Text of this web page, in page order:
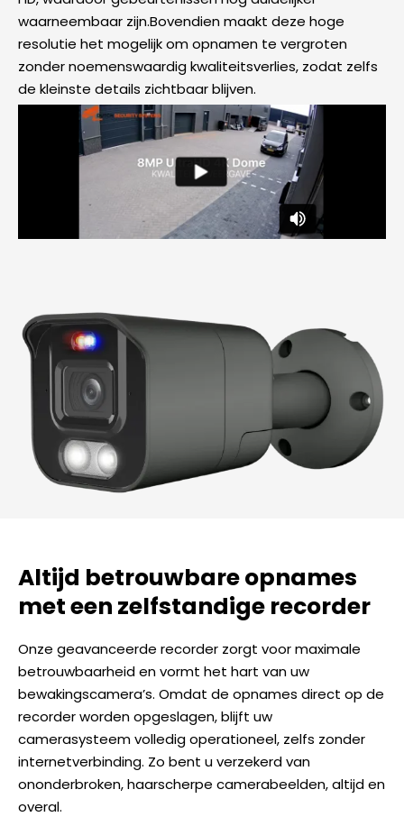
waarneembaar zijn.Bovendien maakt deze hoge
resolutie het mogelijk om opnamen te vergroten
zonder noemenswaardig kwaliteitsverlies, zodat zelfs
de kleinste details zichtbaar blijven.
Altijd betrouwbare opnames
met een zelfstandige recorder
Onze geavanceerde recorder zorgt voor maximale
betrouwbaarheid en vormt het hart van uw
bewakingscamera’s. Omdat de opnames direct op de
recorder worden opgeslagen, blijft uw
camerasysteem volledig operationeel, zelfs zonder
internetverbinding. Zo bent u verzekerd van
ononderbroken, haarscherpe camerabeelden, altijd en
overal.